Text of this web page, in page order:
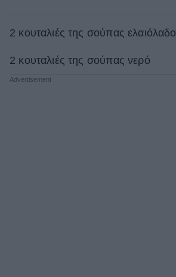
2 κουταλιές της σούπας ελαιόλαδο
2 κουταλιές της σούπας νερό